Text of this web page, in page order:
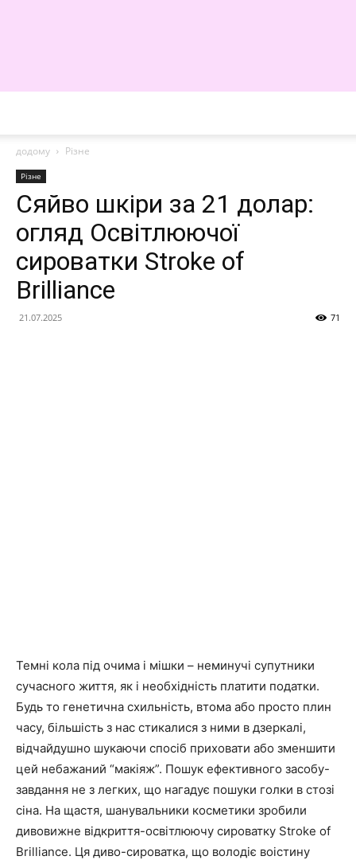
додому
Різне
Різне
Сяйво шкіри за 21 долар:
огляд Освітлюючої
сироватки Stroke of
Brilliance
21.07.2025 71
Темні кола під очима і мішки – неминучі супутники
сучасного життя, як і необхідність платити податки.
Будь то генетична схильність, втома або просто плин
часу, більшість з нас стикалися з ними в дзеркалі,
відчайдушно шукаючи спосіб приховати або зменшити
цей небажаний “макіяж”. Пошук ефективного засобу-
завдання не з легких, що нагадує пошуки голки в стозі
сіна. На щастя, шанувальники косметики зробили
дивовижне відкриття-освітлюючу сироватку Stroke of
Brilliance. Ця диво-сироватка, що володіє воістину